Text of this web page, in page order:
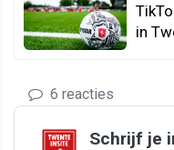
in
6 reacties
Schrijf je